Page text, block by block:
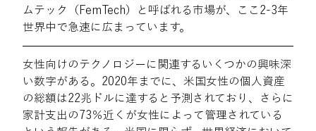
ムテック（FemTech）と呼ばれる市場が、ここ2-3年
世界中で急速に広まっています。
女性向けのテクノロジーに関連するいくつかの興味深
い数字がある。2020年までに、米国女性の個人資産
の総額は22兆ドルに達すると予測されており、さらに
家計支出の73％近くが女性によって管理されている